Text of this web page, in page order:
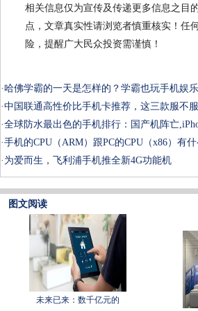
相关信息仅为宣传及传递更多信息之目
点，文章真实性请浏览者慎重核实！任
险，提醒广大民众投资需谨慎！
·哈佛学霸的一天是怎样的？学霸也玩手机娱
·中国联通高性价比手机卡推荐，这三款服不
·全球防水最出色的手机排行：国产机阵亡
·手机的CPU（ARM）跟PC的CPU（x86）有什
· 为爱而生，飞利浦手机推全新4G功能机
图文阅读
未来已来：数千亿元的